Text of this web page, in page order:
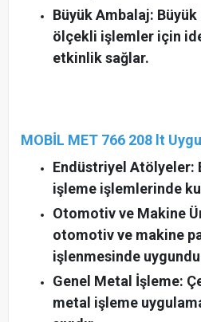
Büyük Ambalaj: Büyük
ölçekli işlemler için
etkinlik sağlar.
MOBİL MET 766 208 lt
Endüstriyel Atölyeler:
işleme işlemlerinde
Otomotiv ve Makine
otomotiv ve makine
işlenmesinde
Genel Metal İşleme:
metal işleme